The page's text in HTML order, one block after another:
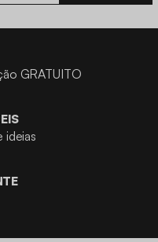
GRATUITO
ideias